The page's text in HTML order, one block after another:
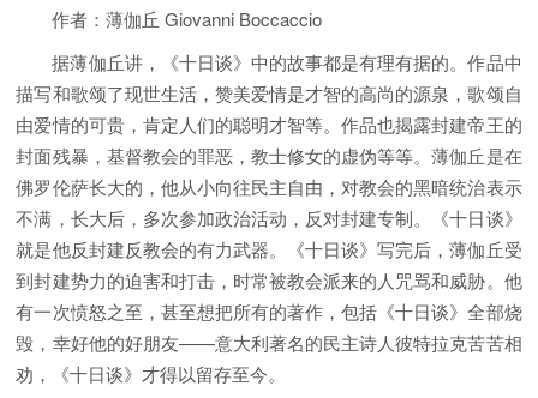
作者：薄伽丘 Giovanni Boccaccio
据薄伽丘讲，《十日谈》中的故事都是有理有据的。作品中
描写和歌颂了现世生活，赞美爱情是才智的高尚的源泉，歌颂自
由爱情的可贵，肯定人们的聪明才智等。作品也揭露封建帝王的
封面残暴，基督教会的罪恶，教士修女的虚伪等等。薄伽丘是在
佛罗伦萨长大的，他从小向往民主自由，对教会的黑暗统治表示
不满，长大后，多次参加政治活动，反对封建专制。《十日谈》
就是他反封建反教会的有力武器。《十日谈》写完后，薄伽丘受
到封建势力的迫害和打击，时常被教会派来的人咒骂和威胁。他
有一次愤怒之至，甚至想把所有的著作，包括《十日谈》全部烧
毁，幸好他的好朋友——意大利著名的民主诗人彼特拉克苦苦相
劝，《十日谈》才得以留存至今。